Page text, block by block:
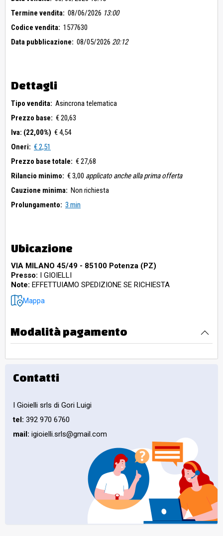
Termine vendita: 08/06/2026 13:00
Codice vendita: 1577630
Data pubblicazione: 08/05/2026 20:12
Dettagli
Tipo vendita: Asincrona telematica
Prezzo base: € 20,63
Iva: (22,00%) € 4,54
Oneri: € 2,51
Prezzo base totale: € 27,68
Rilancio minimo: € 3,00 applicato anche alla prima offerta
Cauzione minima: Non richiesta
Prolungamento: 3 min
Ubicazione
VIA MILANO 45/49 - 85100 Potenza (PZ)
Presso: I GIOIELLI
Note: EFFETTUIAMO SPEDIZIONE SE RICHIESTA
Mappa
Modalità pagamento
Contatti
I Gioielli srls di Gori Luigi
tel: 392 970 6760
mail: igioielli.srls@gmail.com